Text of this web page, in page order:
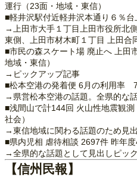
運行（23面・地域・東信）
■軽井沢駅付近軽井沢本通り６％台
→上田市大手１丁目上田市役所北
東側、上田市材木町１丁目 上田合
■市民の森スケート場 廃止へ 上田
地域・東信）
→ピックアップ記事
■松本空港の発着便 6月の利用率
→県営松本空港の話題。全県的な
■浅間山で計144回 火山性地震観
社会）
→東信地域に関わる話題のため見
■県内児相 虐待相談 2697件 昨年度
→全県的な話題として見出しピッ
【信州民報】